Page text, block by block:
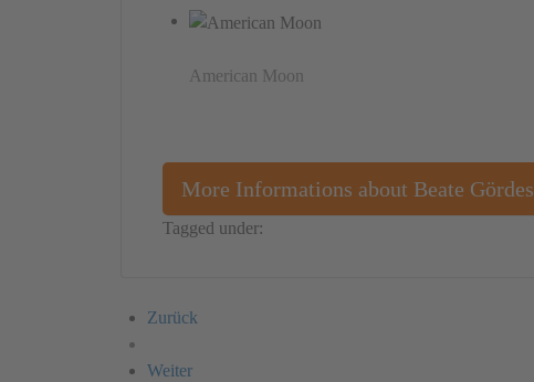
American Moon
More Informations about Beate Gördes
Tagged under:
Zurück
Weiter